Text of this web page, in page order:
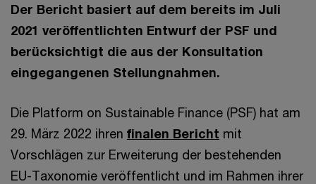
Der Bericht basiert auf dem bereits im Juli
2021 veröffentlichten Entwurf der PSF und
berücksichtigt die aus der Konsultation
eingegangenen Stellungnahmen.
Die Platform on Sustainable Finance (PSF) hat am
29. März 2022 ihren finalen Bericht mit
Vorschlägen zur Erweiterung der bestehenden
EU-Taxonomie veröffentlicht und im Rahmen ihrer